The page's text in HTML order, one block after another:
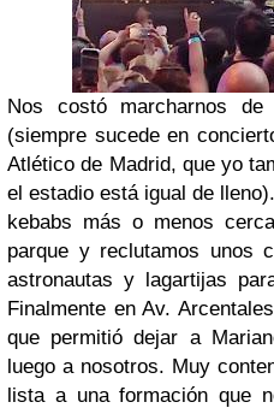
Nos costó marcharnos
(siempre sucede en
Atlético de Madrid, que yo
el estadio está igual de
kebabs más o menos
parque y reclutamos unos
astronautas y lagartijas
Finalmente en Av.
que permitió dejar a
luego a nosotros. Muy
lista a una formación que